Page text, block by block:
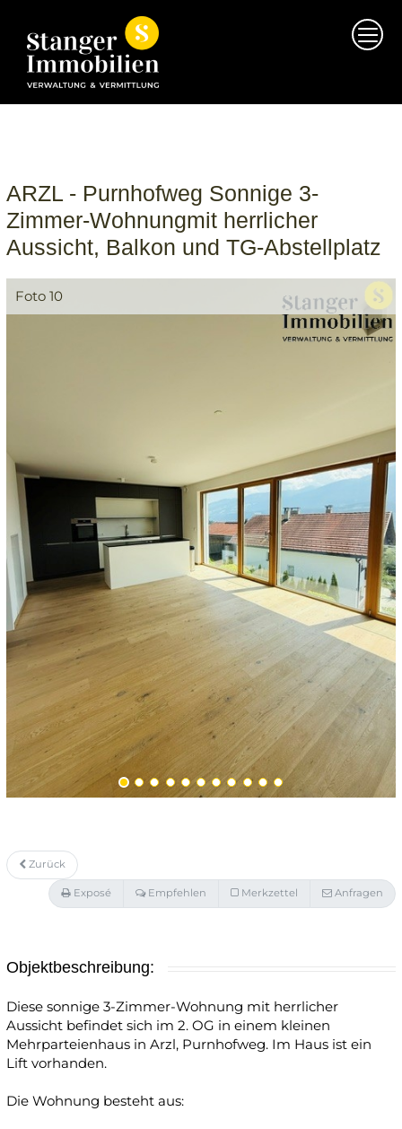
Direkt zum Inhalt
ARZL - Purnhofweg Sonnige 3-
Zimmer-Wohnungmit herrlicher
Aussicht, Balkon und TG-Abstellplatz
Foto 10
Zurück
Exposé Empfehlen Merkzettel Anfragen
Objektbeschreibung:
Diese sonnige 3-Zimmer-Wohnung mit herrlicher
Aussicht befindet sich im 2. OG in einem kleinen
Mehrparteienhaus in Arzl, Purnhofweg. Im Haus ist ein
Lift vorhanden.
Die Wohnung besteht aus: